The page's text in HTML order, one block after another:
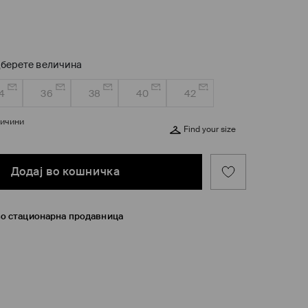
величина
36 38 40 42
Find your size
Додај во кошничка
стационарна продавница